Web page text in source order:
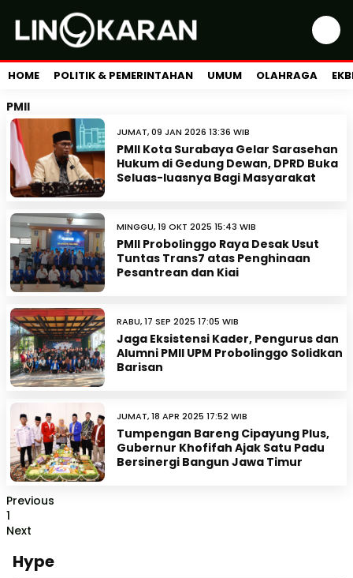
HOME POLITIK & PEMERINTAHAN UMUM OLAHRAGA
PMII
JUMAT, 09 JAN 2026 13:36 WIB
PMII Kota Surabaya Gelar Sarasehan
Hukum di Gedung Dewan, DPRD Buka
Seluas-luasnya Bagi Masyarakat
MINGGU, 19 OKT 2025 15:43 WIB
PMII Probolinggo Raya Desak Usut
Tuntas Trans7 atas Penghinaan
Pesantrean dan Kiai
RABU, 17 SEP 2025 17:05 WIB
Jaga Eksistensi Kader, Pengurus dan
Alumni PMII UPM Probolinggo Solidkan
Barisan
JUMAT, 18 APR 2025 17:52 WIB
Tumpengan Bareng Cipayung Plus,
Gubernur Khofifah Ajak Satu Padu
Bersinergi Bangun Jawa Timur
Previous
1
Next
Hype